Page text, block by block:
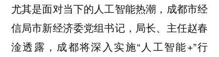
尤其是面对当下的人工智能热潮，成都市经
信局市新经济委党组书记，局长、主任赵春
淦透露，成都将深入实施“人工智能+”行